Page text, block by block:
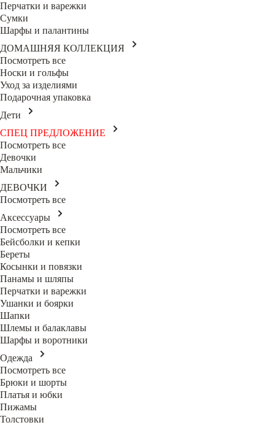
Перчатки и варежки
Сумки
Шарфы и палантины
ДОМАШНЯЯ КОЛЛЕКЦИЯ
Посмотреть все
Носки и гольфы
Уход за изделиями
Подарочная упаковка
Дети
СПЕЦ ПРЕДЛОЖЕНИЕ
Посмотреть все
Девочки
Мальчики
ДЕВОЧКИ
Посмотреть все
Аксессуары
Посмотреть все
Бейсболки и кепки
Береты
Косынки и повязки
Панамы и шляпы
Перчатки и варежки
Ушанки и боярки
Шапки
Шлемы и балаклавы
Шарфы и воротники
Одежда
Посмотреть все
Брюки и шорты
Платья и юбки
Пижамы
Толстовки